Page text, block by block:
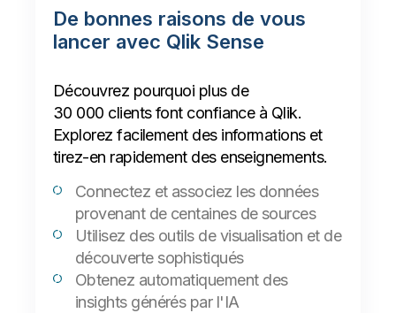
De bonnes raisons de vous
lancer avec Qlik Sense
Découvrez pourquoi plus de
30 000 clients font confiance à Qlik.
Explorez facilement des informations et
tirez-en rapidement des enseignements.
Connectez et associez les données
provenant de centaines de sources
Utilisez des outils de visualisation et de
découverte sophistiqués
Obtenez automatiquement des
insights générés par l'IA